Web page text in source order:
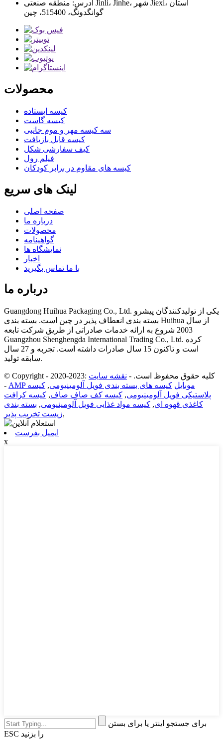
آدرس: منطقه صنعتی Jinli، Jinhe، شهر Jiexi، استان
گوانگدونگ، 515400، چین
محصولات
کیسه ایستاده
کیسه گاست
سه کیسه مهر و موم جانبی
کیسه قابل بازیافت
کیف سفارشی شکل
فیلم رول
کیسه های مقاوم در برابر کودکان
لینک های سریع
صفحه اصلی
درباره ما
محصولات
گواهینامه
نمایشگاه ها
اخبار
با ما تماس بگیرید
درباره ما
Guangdong Huihua Packaging Co., Ltd. یکی از تولیدکنندگان پیشرو
بسته بندی انعطاف پذیر در چین است. بسته بندی Huihua از سال
2003 شروع به ارائه خدمات صادراتی از طریق شرکت تابعه
Guangzhou Shenghengda International Trading Co., Ltd. کرده
است و تاکنون 15 سال صادرات داشته است. تجربه و 27 سال
سابقه تولید.
© Copyright - 2020-2023: کلیه حقوق محفوظ است. - نقشه سایت
-
AMP موبایل کیسه های بسته بندی فویل آلومینیومی, کیسه
پلاستیکی فویل آلومینیومی, کیسه کف صاف صاف, کیسه کرافت
کاغذی قهوه ای, کیسه مواد غذایی فویل آلومینیومی, بسته بندی
زیست تخریب پذیر,
ایمیل بفرست
x
برای جستجو اینتر یا برای بستن
ESC را بزنید